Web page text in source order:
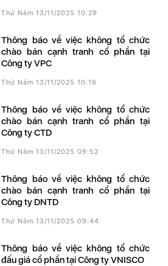
Thứ Năm 13/11/2025 10:29
Thông báo về việc không tổ chức
chào bán cạnh tranh cổ phần tại
Công ty VPC
Thứ Năm 13/11/2025 10:16
Thông báo về việc không tổ chức
chào bán cạnh tranh cổ phần tại
Công ty CTD
Thứ Năm 13/11/2025 09:52
Thông báo về việc không tổ chức
chào bán cạnh tranh cổ phần tại
Công ty DNTD
Thứ Năm 13/11/2025 09:44
Thông báo về việc không tổ chức
đấu giá cổ phần tại Công ty VNISCO